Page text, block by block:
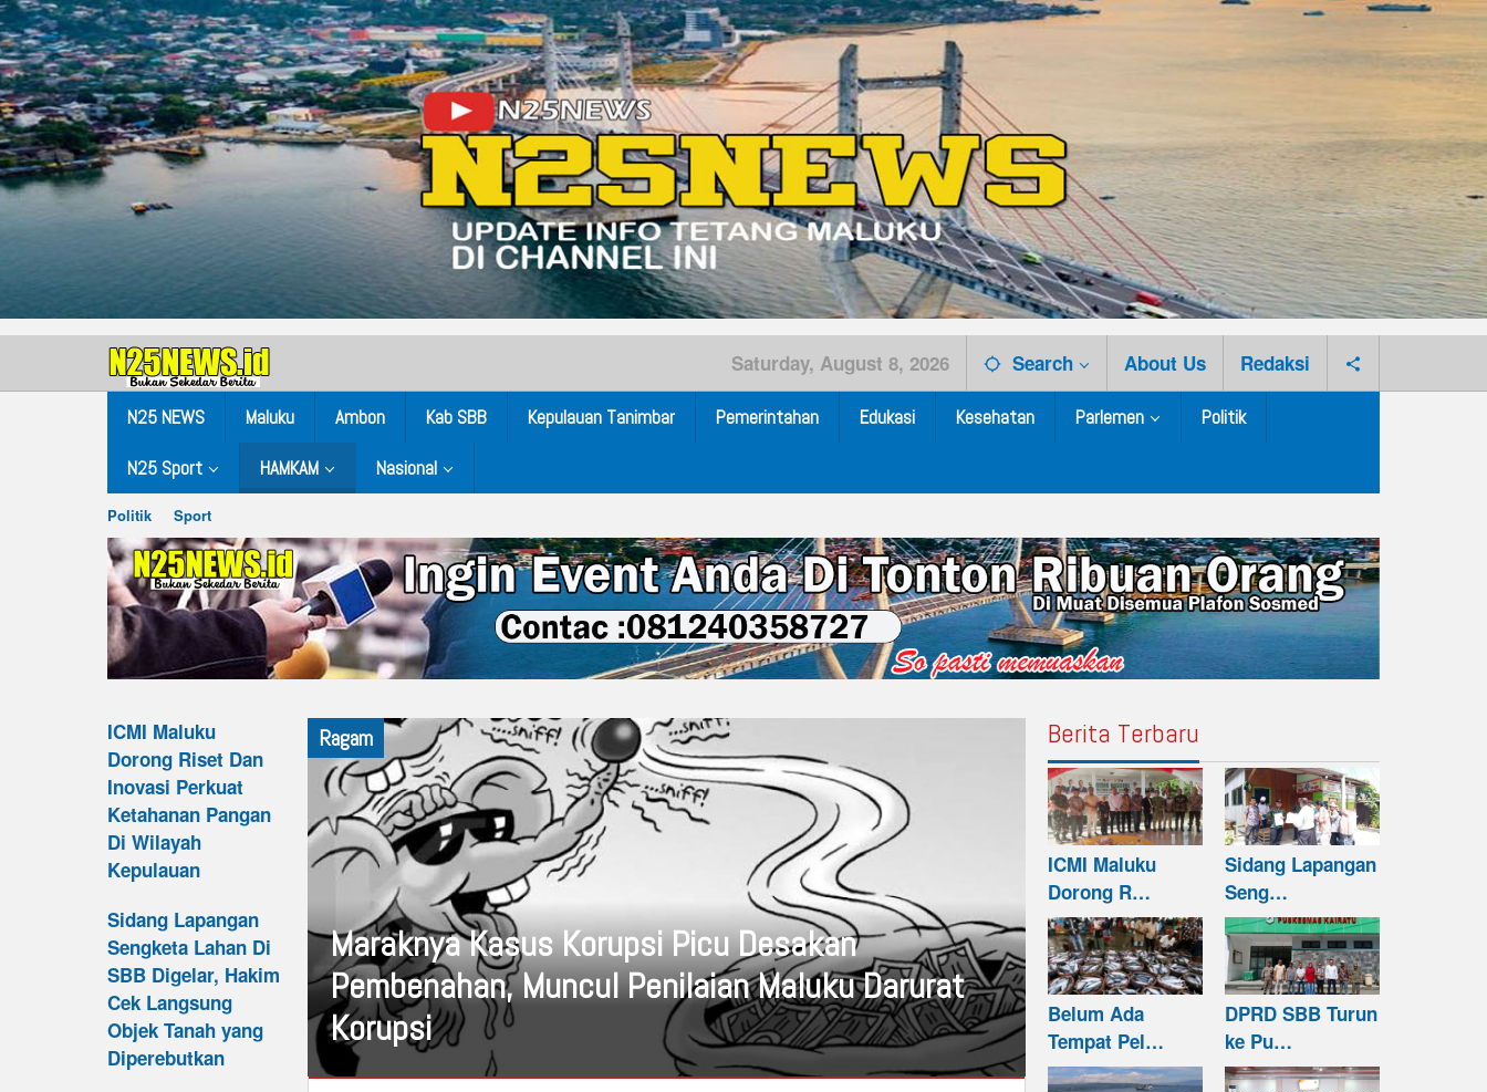
Saturday, August 8, 2026 Search About Us Redaksi
N25 NEWS Maluku Ambon Kab SBB Kepulauan Tanimbar Pemerintahan Edukasi Kesehatan Parlemen Politik
N25 Sport HAMKAM Nasional
Politik Sport
ICMI Maluku
Dorong Riset Dan
Inovasi Perkuat
Ketahanan Pangan
Di Wilayah
Kepulauan
Sidang Lapangan
Sengketa Lahan Di
SBB Digelar, Hakim
Cek Langsung
Objek Tanah yang
Diperebutkan
Maraknya Kasus Korupsi Picu Desakan
Pembenahan, Muncul Penilaian Maluku Darurat
Korupsi
Ragam Berita Terbaru
ICMI Maluku
Dorong R…
Sidang Lapangan
Seng…
Belum Ada
Tempat Pel…
DPRD SBB Turun
ke Pu…